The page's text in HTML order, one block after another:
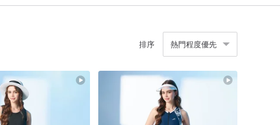
排序 熱門程度優先